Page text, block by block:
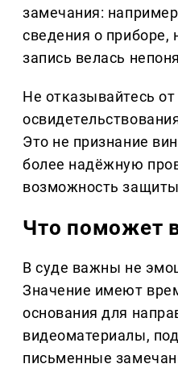
замечания:
сведения о приборе,
запись велась
Не отказывайтесь
Это не признание
более надёжную
возможность
Что поможет
В суде важны не
Значение имеют
основания для
видеоматериалы,
письменные